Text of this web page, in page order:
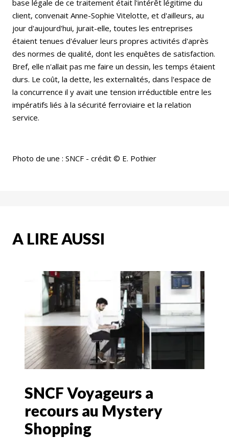
base légale de ce traitement était l'intérêt légitime du
client, convenait Anne-Sophie Vitelotte, et d'ailleurs, au
jour d'aujourd'hui, jurait-elle, toutes les entreprises
étaient tenues d'évaluer leurs propres activités d'après
des normes de qualité, dont les enquêtes de satisfaction.
Bref, elle n'allait pas me faire un dessin, les temps étaient
durs. Le coût, la dette, les externalités, dans l'espace de
la concurrence il y avait une tension irréductible entre les
impératifs liés à la sécurité ferroviaire et la relation
service.
Photo de une : SNCF - crédit © E. Pothier
A LIRE AUSSI
SNCF Voyageurs a
recours au Mystery
Shopping